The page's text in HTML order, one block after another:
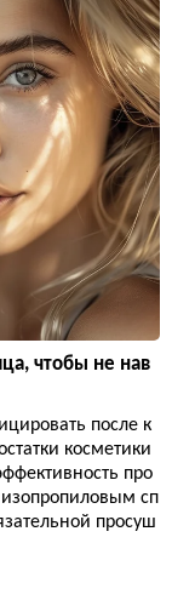
чтобы не нав
после к
косметики
про
сп
просуш